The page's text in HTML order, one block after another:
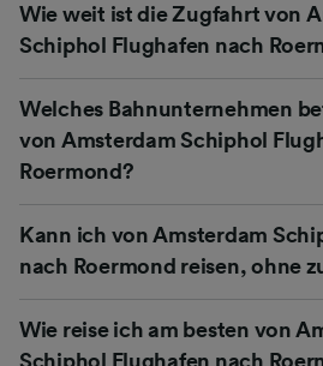
Wie weit ist die Zugfahrt von
Schiphol Flughafen nach
Welches Bahnunternehmen
von Amsterdam Schiphol
Roermond?
Kann ich von Amsterdam
nach Roermond reisen, ohne
Wie reise ich am besten von
Schiphol Flughafen nach